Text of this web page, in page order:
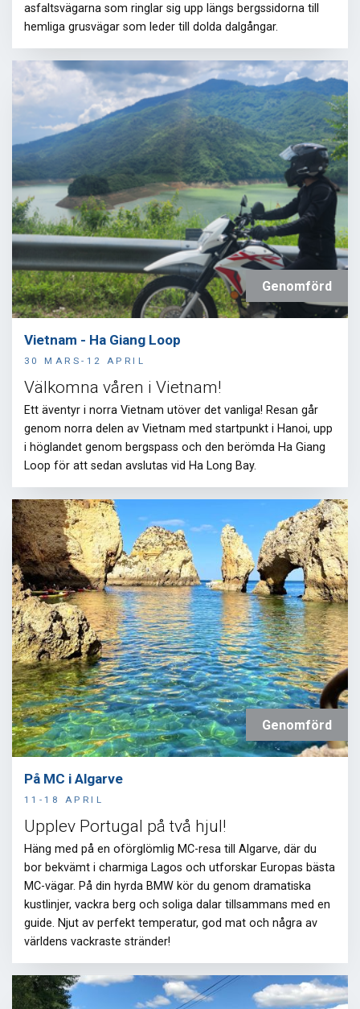
asfaltsvägarna som ringlar sig upp längs bergssidorna till
hemliga grusvägar som leder till dolda dalgångar.
Genomförd
Vietnam - Ha Giang Loop
30 MARS-12 APRIL
Välkomna våren i Vietnam!
Ett äventyr i norra Vietnam utöver det vanliga! Resan går
genom norra delen av Vietnam med startpunkt i Hanoi, upp
i höglandet genom bergspass och den berömda Ha Giang
Loop för att sedan avslutas vid Ha Long Bay.
Genomförd
På MC i Algarve
11-18 APRIL
Upplev Portugal på två hjul!
Häng med på en oförglömlig MC-resa till Algarve, där du
bor bekvämt i charmiga Lagos och utforskar Europas bästa
MC-vägar. På din hyrda BMW kör du genom dramatiska
kustlinjer, vackra berg och soliga dalar tillsammans med en
guide. Njut av perfekt temperatur, god mat och några av
världens vackraste stränder!